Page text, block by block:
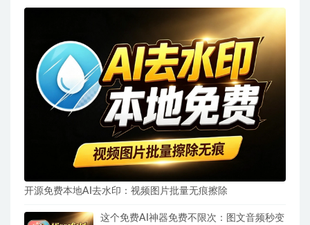
开源免费本地AI去水印：视频图片批量无痕擦除
这个免费AI神器免费不限次：图文音频秒变